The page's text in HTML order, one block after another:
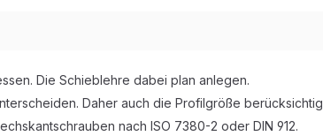
Die Schieblehre dabei plan anlegen.
Daher auch die Profilgröße
nach ISO 7380-2 oder DIN 912.